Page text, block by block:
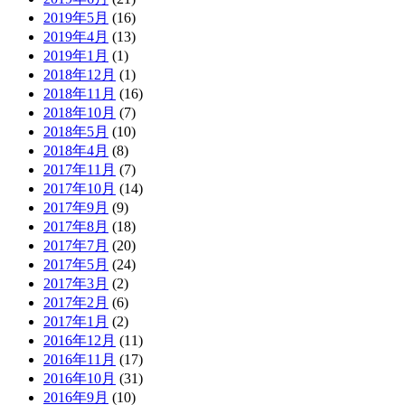
2019年5月 (16)
2019年4月 (13)
2019年1月 (1)
2018年12月 (1)
2018年11月 (16)
2018年10月 (7)
2018年5月 (10)
2018年4月 (8)
2017年11月 (7)
2017年10月 (14)
2017年9月 (9)
2017年8月 (18)
2017年7月 (20)
2017年5月 (24)
2017年3月 (2)
2017年2月 (6)
2017年1月 (2)
2016年12月 (11)
2016年11月 (17)
2016年10月 (31)
2016年9月 (10)